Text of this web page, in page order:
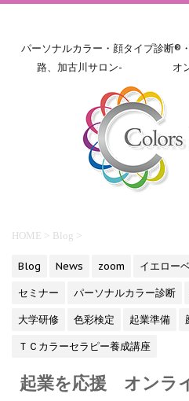
パーソナルカラー・顔タイプ診
路、加古川サロン- オンラ
HOME > Blog >
Blog News zoom
イエロー
セミナー
パーソナルカラー診断
大学研修
色彩検定 起業準備
ＴＣカラーセラピー養成講座
起業を応援 オンラ